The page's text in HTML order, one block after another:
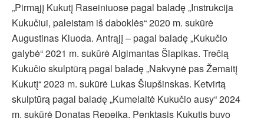
„Pirmąjį Kukutį Raseiniuose pagal baladę „Instrukcija
Kukučiui, paleistam iš daboklės“ 2020 m. sukūrė
Augustinas Kluoda. Antrąjį – pagal baladę „Kukučio
galybė“ 2021 m. sukūrė Algimantas Šlapikas. Trečią
Kukučio skulptūrą pagal baladę „Nakvynė pas Žemaitį
Kukutį“ 2023 m. sukūrė Lukas Šiupšinskas. Ketvirtą
skulptūrą pagal baladę „Kumelaitė Kukučio ausy“ 2024
m. sukūrė Donatas Repeika. Penktasis Kukutis buvo